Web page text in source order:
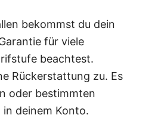
bekommst du dein
für viele
beachtest.
Rückerstattung zu. Es
oder bestimmten
deinem Konto.